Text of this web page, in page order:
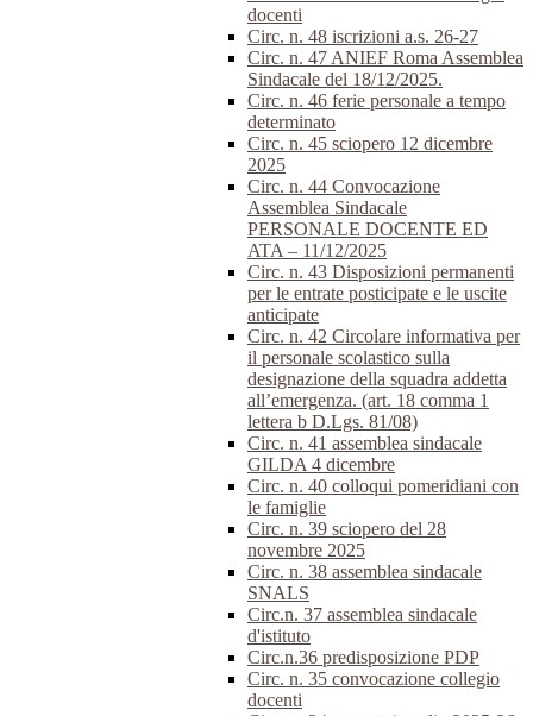
docenti
Circ. n. 48 iscrizioni a.s. 26-27
Circ. n. 47 ANIEF Roma Assemblea
Sindacale del 18/12/2025.
Circ. n. 46 ferie personale a tempo
determinato
Circ. n. 45 sciopero 12 dicembre
2025
Circ. n. 44 Convocazione
Assemblea Sindacale
PERSONALE DOCENTE ED
ATA – 11/12/2025
Circ. n. 43 Disposizioni permanenti
per le entrate posticipate e le uscite
anticipate
Circ. n. 42 Circolare informativa per
il personale scolastico sulla
designazione della squadra addetta
all’emergenza. (art. 18 comma 1
lettera b D.Lgs. 81/08)
Circ. n. 41 assemblea sindacale
GILDA 4 dicembre
Circ. n. 40 colloqui pomeridiani con
le famiglie
Circ. n. 39 sciopero del 28
novembre 2025
Circ. n. 38 assemblea sindacale
SNALS
Circ.n. 37 assemblea sindacale
d'istituto
Circ.n.36 predisposizione PDP
Circ. n. 35 convocazione collegio
docenti